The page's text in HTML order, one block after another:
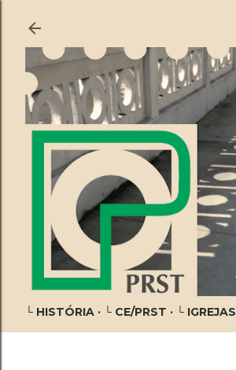
└ HISTÓRIA └ CE/PRST └ IGREJAS